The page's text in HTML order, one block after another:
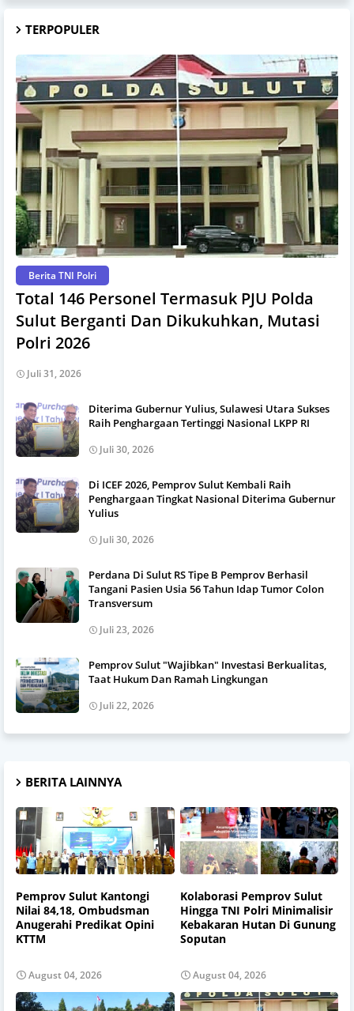
TERPOPULER
Berita TNI Polri
Total 146 Personel Termasuk PJU Polda
Sulut Berganti Dan Dikukuhkan, Mutasi
Polri 2026
Juli 31, 2026
Diterima Gubernur Yulius, Sulawesi Utara Sukses
Raih Penghargaan Tertinggi Nasional LKPP RI
Juli 30, 2026
Di ICEF 2026, Pemprov Sulut Kembali Raih
Penghargaan Tingkat Nasional Diterima Gubernur
Yulius
Juli 30, 2026
Perdana Di Sulut RS Tipe B Pemprov Berhasil
Tangani Pasien Usia 56 Tahun Idap Tumor Colon
Transversum
Juli 23, 2026
Pemprov Sulut "Wajibkan" Investasi Berkualitas,
Taat Hukum Dan Ramah Lingkungan
Juli 22, 2026
BERITA LAINNYA
Pemprov Sulut Kantongi
Nilai 84,18, Ombudsman
Anugerahi Predikat Opini
KTTM
August 04, 2026
Kolaborasi Pemprov Sulut
Hingga TNI Polri Minimalisir
Kebakaran Hutan Di Gunung
Soputan
August 04, 2026